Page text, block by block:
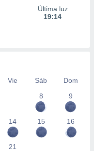
Última luz
19:14
Vie Sáb
Dom
8
9
14 15 16
21